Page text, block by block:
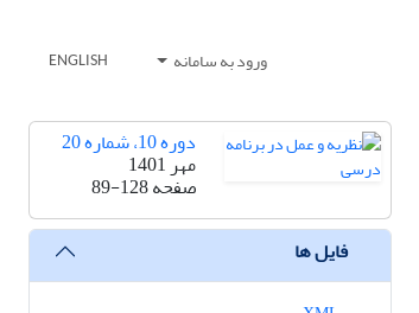
ورود به سامانه ENGLISH
دوره 10، شماره 20
مهر 1401
صفحه89-128
فایل ها